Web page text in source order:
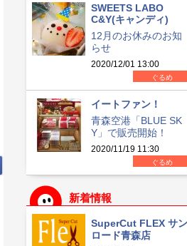
SWEETS LABO
C&Y(キャンディ)
12月のお休みのお知
らせ
2020/12/01 13:00
ぐるめ
イートファン！
青森空港「BLUE SK
Y」で販売開始！
2020/11/19 11:30
ぐるめ
新着情報
SuperCut FLEX サン
ロード青森店